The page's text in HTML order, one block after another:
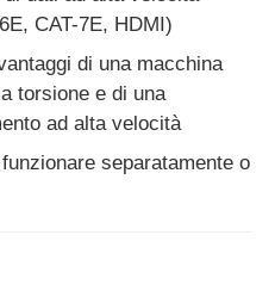
CAT-7E, HDMI)
di una macchina
torsione e di una
ad alta velocità
separatamente o